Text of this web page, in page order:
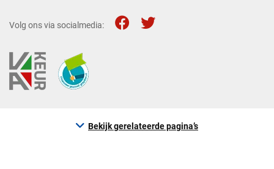
Volg ons via socialmedia:
Bekijk gerelateerde pagina’s